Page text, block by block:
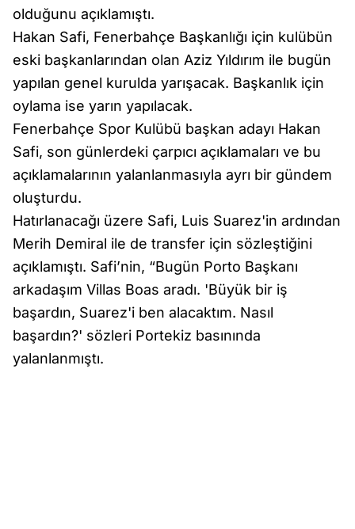
olduğunu açıklamıştı.
Hakan Safi, Fenerbahçe Başkanlığı için kulübün
eski başkanlarından olan Aziz Yıldırım ile bugün
yapılan genel kurulda yarışacak. Başkanlık için
oylama ise yarın yapılacak.
Fenerbahçe Spor Kulübü başkan adayı Hakan
Safi, son günlerdeki çarpıcı açıklamaları ve bu
açıklamalarının yalanlanmasıyla ayrı bir gündem
oluşturdu.
Hatırlanacağı üzere Safi, Luis Suarez'in ardından
Merih Demiral ile de transfer için sözleştiğini
açıklamıştı. Safi’nin, “Bugün Porto Başkanı
arkadaşım Villas Boas aradı. 'Büyük bir iş
başardın, Suarez'i ben alacaktım. Nasıl
başardın?' sözleri Portekiz basınında
yalanlanmıştı.